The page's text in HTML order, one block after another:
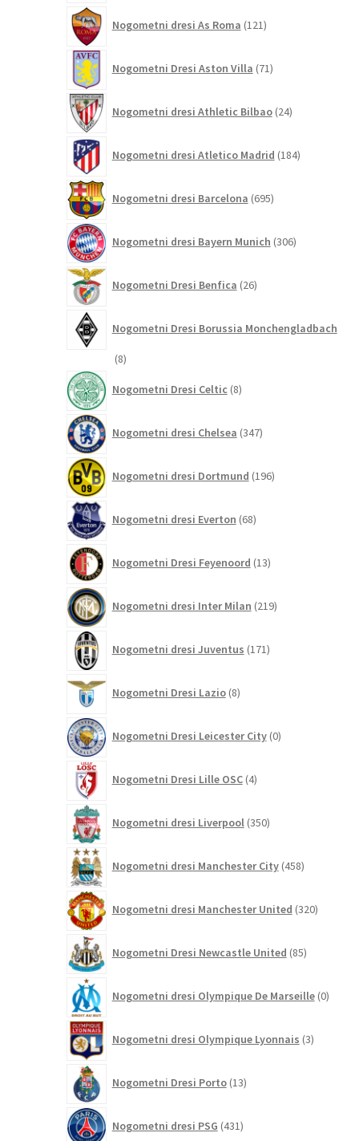
Nogometni dresi As Roma 121izdelkov
Nogometni Dresi Aston Villa 71izdelkov
Nogometni dresi Athletic Bilbao 24izdelkov
Nogometni dresi Atletico Madrid 184izdelkov
Nogometni dresi Barcelona 695izdelkov
Nogometni dresi Bayern Munich 306izdelkov
Nogometni Dresi Benfica 26izdelkov
Nogometni Dresi Borussia Monchengladbach
88
Nogometni Dresi Celtic 8izdelkov
Nogometni dresi Chelsea 347izdelkov
Nogometni dresi Dortmund 196izdelkov
Nogometni dresi Everton 68izdelkov
Nogometni Dresi Feyenoord 13izdelkov
Nogometni dresi Inter Milan 219izdelkov
Nogometni dresi Juventus 171izdelkov
Nogometni Dresi Lazio 8izdelkov
Nogometni Dresi Leicester City 0izdelkov
Nogometni Dresi Lille OSC 4izdelki
Nogometni dresi Liverpool 350izdelkov
Nogometni dresi Manchester City 458izdelkov
Nogometni dresi Manchester United 320izdelkov
Nogometni Dresi Newcastle United 85izdelkov
Nogometni dresi Olympique De Marseille 0
Nogometni dresi Olympique Lyonnais 3izdelki
Nogometni Dresi Porto 13izdelkov
Nogometni dresi PSG 431izdelkov